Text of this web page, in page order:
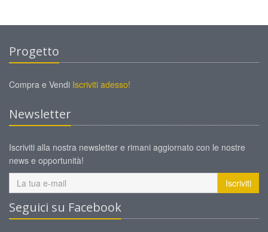
Progetto
Compra e Vendi Iscriviti adesso!
Newsletter
Iscriviti alla nostra newsletter e rimani aggiornato con le nostre
news e opportunità!
Iscriviti
Seguici su Facebook